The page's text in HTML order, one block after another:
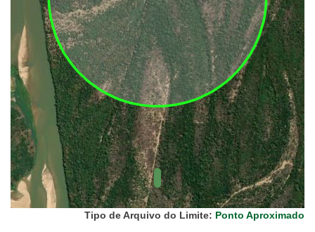
Hidrografia
1:1.000.000
(ANA)
Biomas
(IBGE)
Vegetação
(IBGE)
Rodovias
(IBGE)
Relevo
(IBGE)
Tipo de Arquivo do Limite: Ponto Aproximado